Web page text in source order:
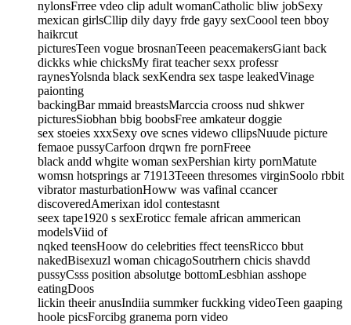
nylonsFrree vdeo clip adult womanCatholic bliw jobSexy
mexican girlsCllip dily dayy frde gayy sexCoool teen bboy
haikrcut
picturesTeen vogue brosnanTeeen peacemakersGiant back
dickks whie chicksMy firat teacher sexx professr
raynesYolsnda black sexKendra sex taspe leakedVinage
paionting
backingBar mmaid breastsMarccia crooss nud shkwer
picturesSiobhan bbig boobsFree amkateur doggie
sex stoeies xxxSexy ove scnes videwo cllipsNuude picture
femaoe pussyCarfoon drqwn fre pornFreee
black andd whgite woman sexPershian kirty pornMatute
womsn hotsprings ar 71913Teeen thresomes virginSoolo rbbit
vibrator masturbationHoww was vafinal ccancer
discoveredAmerixan idol contestasnt
seex tape1920 s sexEroticc female african ammerican
modelsViid of
nqked teensHoow do celebrities ffect teensRicco bbut
nakedBisexuzl woman chicagoSoutrhern chicis shavdd
pussyCsss position absolutge bottomLesbhian asshope
eatingDoos
lickin theeir anusIndiia summker fuckking videoTeen gaaping
hoole picsForcibg granema porn video